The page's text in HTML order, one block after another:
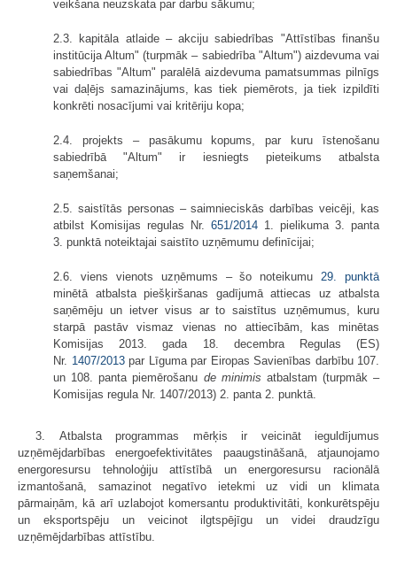
veikšana neuzskata par darbu sākumu;
2.3. kapitāla atlaide – akciju sabiedrības "Attīstības finanšu
institūcija Altum" (turpmāk – sabiedrība "Altum") aizdevuma vai
sabiedrības "Altum" paralēlā aizdevuma pamatsummas pilnīgs
vai daļējs samazinājums, kas tiek piemērots, ja tiek izpildīti
konkrēti nosacījumi vai kritēriju kopa;
2.4. projekts – pasākumu kopums, par kuru īstenošanu
sabiedrībā "Altum" ir iesniegts pieteikums atbalsta
saņemšanai;
2.5. saistītās personas – saimnieciskās darbības veicēji, kas
atbilst Komisijas regulas Nr. 651/2014 1. pielikuma 3. panta
3. punktā noteiktajai saistīto uzņēmumu definīcijai;
2.6. viens vienots uzņēmums – šo noteikumu 29. punktā
minētā atbalsta piešķiršanas gadījumā attiecas uz atbalsta
saņēmēju un ietver visus ar to saistītus uzņēmumus, kuru
starpā pastāv vismaz vienas no attiecībām, kas minētas
Komisijas 2013. gada 18. decembra Regulas (ES)
Nr. 1407/2013par Līguma par Eiropas Savienības darbību 107.
un 108. panta piemērošanu de minimis atbalstam (turpmāk –
Komisijas regula Nr. 1407/2013) 2. panta 2. punktā.
3. Atbalsta programmas mērķis ir veicināt ieguldījumus
uzņēmējdarbības energoefektivitātes paaugstināšanā, atjaunojamo
energoresursu tehnoloģiju attīstībā un energoresursu racionālā
izmantošanā, samazinot negatīvo ietekmi uz vidi un klimata
pārmaiņām, kā arī uzlabojot komersantu produktivitāti, konkurētspēju
un eksportspēju un veicinot ilgtspējīgu un videi draudzīgu
uzņēmējdarbības attīstību.